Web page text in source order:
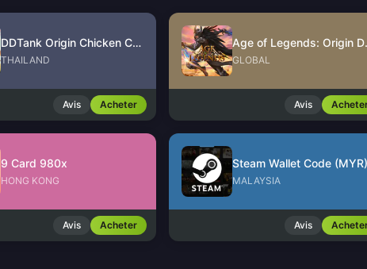
DDTank Origin Chicken Coin
THAILAND
Avis Acheter
Age
GLOBAL
Avis
9 Card 980x
HONG KONG
Avis Acheter
Steam Wallet Code (MYR)
MALAYSIA
Avis